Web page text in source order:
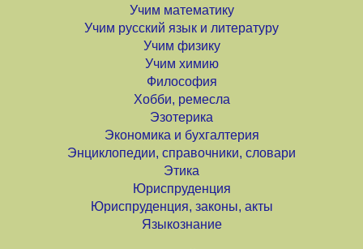
Учим математику
Учим русский язык и литературу
Учим физику
Учим химию
Философия
Хобби, ремесла
Эзотерика
Экономика и бухгалтерия
Энциклопедии, справочники, словари
Этика
Юриспруденция
Юриспруденция, законы, акты
Языкознание